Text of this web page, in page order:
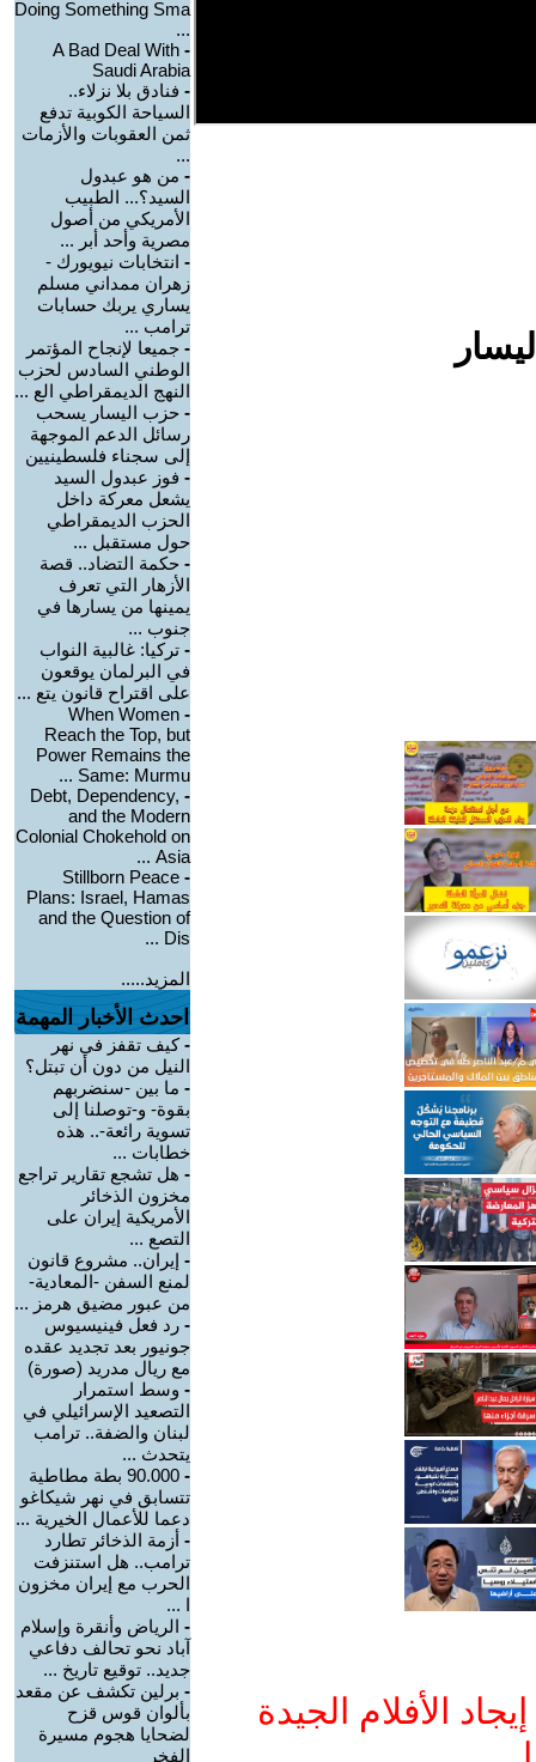
الأفلام الجيدة
Doing Something Sma
...
-
A Bad Deal With
Saudi Arabia
- فنادق بلا نزلاء..
السياحة الكوبية تدفع
ثمن العقوبات والأزمات
...
- من هو عبدول
السيد؟... الطبيب
الأمريكي من أصول
مصرية وأحد أبر ...
- انتخابات نيويورك -
زهران ممداني مسلم
يساري يربك حسابات
ترامب ...
- جميعا لإنجاح المؤتمر
الوطني السادس لحزب
النهج الديمقراطي الع ...
- حزب اليسار يسحب
رسائل الدعم الموجهة
إلى سجناء فلسطينيين
- فوز عبدول السيد
يشعل معركة داخل
الحزب الديمقراطي
حول مستقبل ...
- حكمة التضاد.. قصة
الأزهار التي تعرف
يمينها من يسارها في
جنوب ...
- تركيا: غالبية النواب
في البرلمان يوقعون
على اقتراح قانون يتع ...
-
When Women
Reach the Top, but
Power Remains the
Same: Murmu ...
-
Debt, Dependency,
and the Modern
Colonial Chokehold on
Asia ...
-
Stillborn Peace
Plans: Israel, Hamas
and the Question of
Dis ...
المزيد.....
احدث الأخبار المهمة
-كيف تقفز في نهر
النيل من دون أن تبتل؟
- ما بين -سنضربهم
بقوة- و-توصلنا إلى
تسوية رائعة-.. هذه
خطابات ...
- هل تشجع تقارير تراجع
مخزون الذخائر
الأمريكية إيران على
التصع ...
- إيران.. مشروع قانون
لمنع السفن -المعادية-
من عبور مضيق هرمز ...
- رد فعل فينيسيوس
جونيور بعد تجديد عقده
مع ريال مدريد (صورة)
- وسط استمرار
التصعيد الإسرائيلي في
لبنان والضفة.. ترامب
يتحدث ...
-
90.000 بطة مطاطية
تتسابق في نهر شيكاغو
دعما للأعمال الخيرية ...
- أزمة الذخائر تطارد
ترامب.. هل استنزفت
الحرب مع إيران مخزون
ا ...
- الرياض وأنقرة وإسلام
آباد نحو تحالف دفاعي
جديد.. توقيع تاريخ ...
- برلين تكشف عن مقعد
بألوان قوس قزح
لضحايا هجوم مسيرة
الفخر